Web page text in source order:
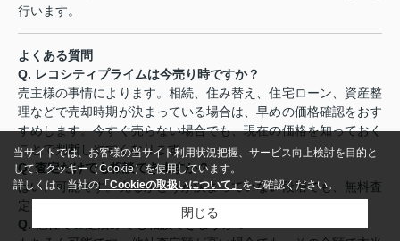
行います。
よくある質問
Q. レコシティプライムは今売り時ですか？
売主様の事情によります。相続、住み替え、住宅ローン、資産整
理などで売却時期が決まっている場合は、早めの価格確認をおす
すめします。今すぐ売らない場合でも、現在の価格を知っておく
ことで判断しやすくなります。
Q.査定だけでも相談できますか？
はい、可能です。売るかどうか決まっていない段階でも、無料査
定をご利用いただけます。
Q.
当サイトでは、お客様の当サイト利用状況把握、サービス向上検討を目的と
して、クッキー（Cookie）を使用しています。
詳しくは、当社の「Cookieの取扱いについて」をご確認ください。
閉じる